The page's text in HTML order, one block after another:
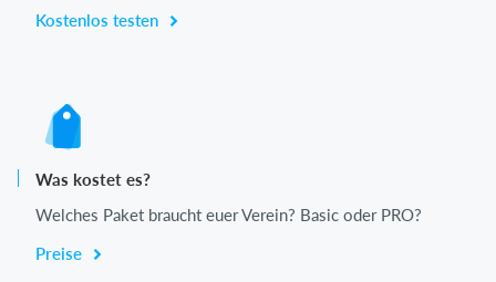
Kostenlos testen
Was kostet es?
Welches Paket braucht euer Verein? Basic oder PRO?
Preise